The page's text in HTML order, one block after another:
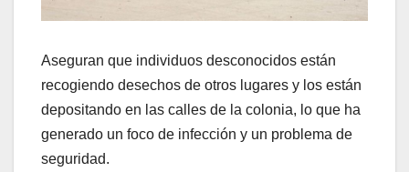
Aseguran que individuos desconocidos están
recogiendo desechos de otros lugares y los están
depositando en las calles de la colonia, lo que ha
generado un foco de infección y un problema de
seguridad.